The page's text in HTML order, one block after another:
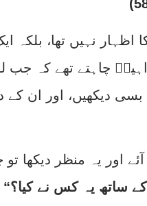
نہیں تھا،
چاہتے تھے کہ جب
بسی دیکھیں، اور ان
اور یہ منظر دیکھا تو